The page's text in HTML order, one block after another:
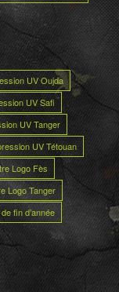
UV Oujda
UV Safi
UV Tanger
UV Tétouan
Logo Fès
Logo Tanger
fin d’année